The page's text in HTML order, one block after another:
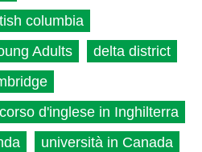
columbia
Adults
delta district
corso d'inglese in Inghilterra
università in Canada